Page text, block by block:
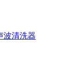
波清洗器